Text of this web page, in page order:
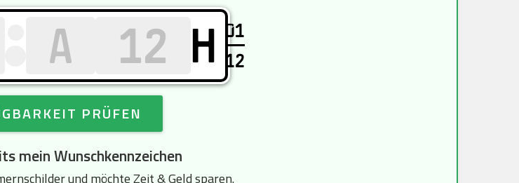
H
01
12
PRÜFEN
mein Wunschkennzeichen
und möchte Zeit & Geld sparen.